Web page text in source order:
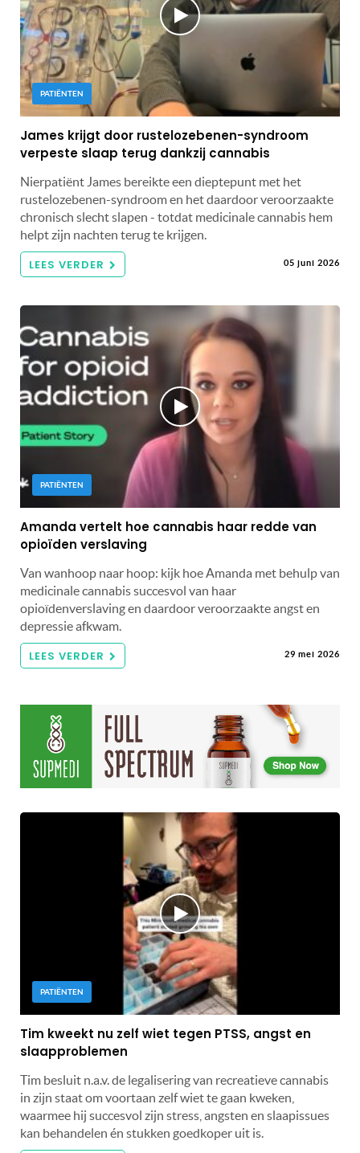
PATIËNTEN
James krijgt door rustelozebenen-syndroom
verpeste slaap terug dankzij cannabis
Nierpatiënt James bereikte een dieptepunt met het
rustelozebenen-syndroom en het daardoor veroorzaakte
chronisch slecht slapen - totdat medicinale cannabis hem
helpt zijn nachten terug te krijgen.
LEES VERDER 05 juni 2026
PATIËNTEN
Amanda vertelt hoe cannabis haar redde van
opioïden verslaving
Van wanhoop naar hoop: kijk hoe Amanda met behulp van
medicinale cannabis succesvol van haar
opioïdenverslaving en daardoor veroorzaakte angst en
depressie afkwam.
LEES VERDER 29 mei 2026
PATIËNTEN
Tim kweekt nu zelf wiet tegen PTSS, angst en
slaapproblemen
Tim besluit n.a.v. de legalisering van recreatieve cannabis
in zijn staat om voortaan zelf wiet te gaan kweken,
waarmee hij succesvol zijn stress, angsten en slaapissues
kan behandelen én stukken goedkoper uit is.